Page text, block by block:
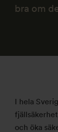
bra om
I hela
och öka